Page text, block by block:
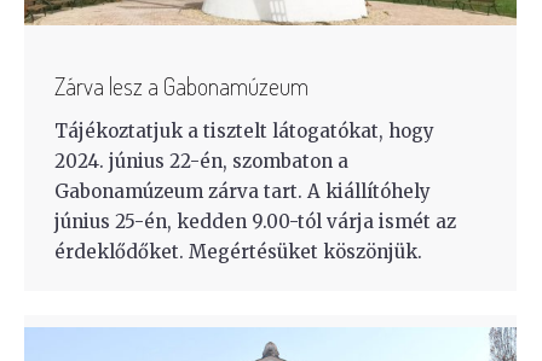
Zárva lesz a Gabonamúzeum
Tájékoztatjuk a tisztelt látogatókat, hogy
2024. június 22-én, szombaton a
Gabonamúzeum zárva tart. A kiállítóhely
június 25-én, kedden 9.00-tól várja ismét az
érdeklődőket. Megértésüket köszönjük.